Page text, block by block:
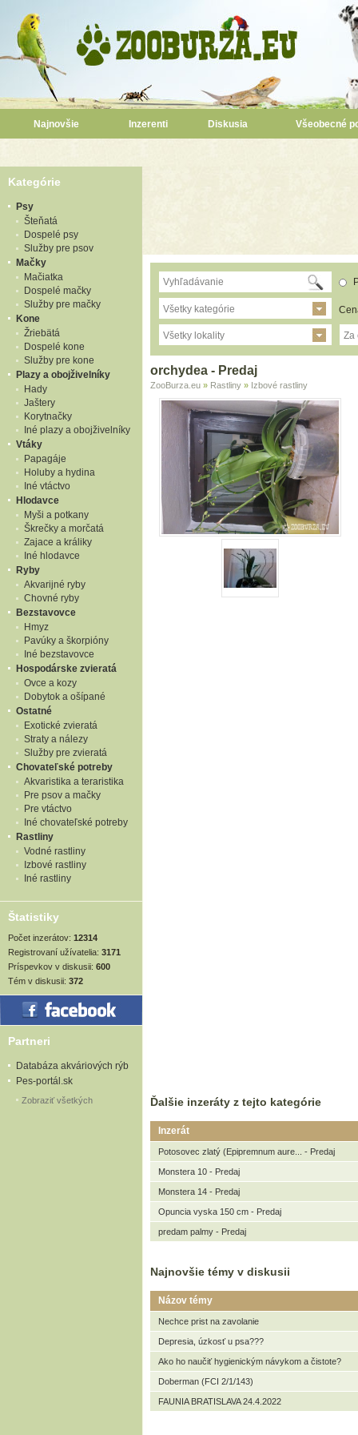
Najnovšie Inzerenti Diskusia Všeobecné
Kategórie
Psy
Šteňatá
Dospelé psy
Služby pre psov
Mačky
Mačiatka
Dospelé mačky
Služby pre mačky
Kone
Žriebätá
Dospelé kone
Služby pre kone
Plazy a obojživelníky
Hady
Jaštery
Korytnačky
Iné plazy a obojživelníky
Vtáky
Papagáje
Holuby a hydina
Iné vtáctvo
Hlodavce
Myši a potkany
Škrečky a morčatá
Zajace a králiky
Iné hlodavce
Ryby
Akvarijné ryby
Chovné ryby
Bezstavovce
Hmyz
Pavúky a škorpióny
Iné bezstavovce
Hospodárske zvieratá
Ovce a kozy
Dobytok a ošípané
Ostatné
Exotické zvieratá
Straty a nálezy
Služby pre zvieratá
Chovateľské potreby
Akvaristika a teraristika
Pre psov a mačky
Pre vtáctvo
Iné chovateľské potreby
Rastliny
Vodné rastliny
Izbové rastliny
Iné rastliny
Štatistiky
Počet inzerátov: 12314
Registrovaní užívatelia: 3171
Príspevkov v diskusii: 600
Tém v diskusii: 372
Partneri
Databáza akváriových rýb
Pes-portál.sk
Zobraziť všetkých
Všetky kategórie
Všetky lokality Za
orchydea - Predaj
ZooBurza.eu » Rastliny » Izbové rastliny
Ďalšie inzeráty z tejto kategórie
Inzerát
Potosovec zlatý (Epipremnum aure... - Predaj
Monstera 10 - Predaj
Monstera 14 - Predaj
Opuncia vyska 150 cm - Predaj
predam palmy - Predaj
Najnovšie témy v diskusii
Názov témy
Nechce prist na zavolanie
Depresia, úzkosť u psa???
Ako ho naučiť hygienickým návykom a čistote?
Doberman (FCI 2/1/143)
FAUNIA BRATISLAVA 24.4.2022